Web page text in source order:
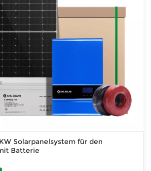
Solarpanelsystem für den
Batterie